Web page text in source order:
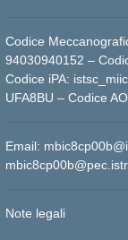
Codice
94030940152 –
Codice iPA:
UFA8BU – Codice
Email:
Note legali